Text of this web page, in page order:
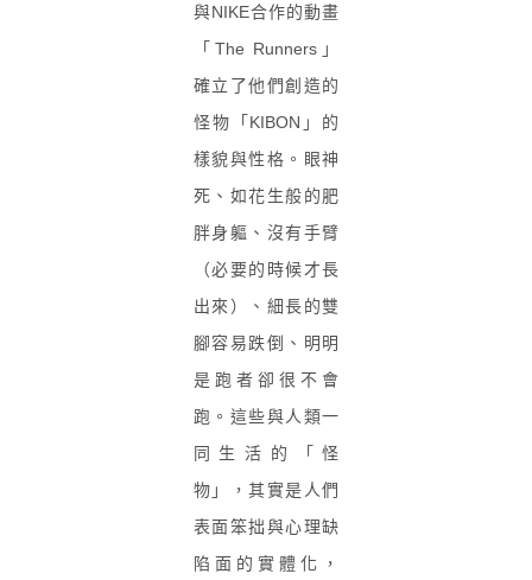
與NIKE合作的動畫
「The Runners」
確立了他們創造的
怪物「KIBON」的
樣貌與性格。眼神
死、如花生般的肥
胖身軀、沒有手臂
（必要的時候才長
出來）、細長的雙
腳容易跌倒、明明
是跑者卻很不會
跑。這些與人類一
同生活的「怪
物」，其實是人們
表面笨拙與心理缺
陷面的實體化，